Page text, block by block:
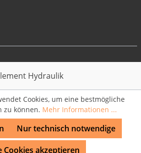
Hydraulik
Cookies, um eine bestmögliche
zu können. Mehr Informationen ...
Nur technisch notwendige
Cookies akzeptieren